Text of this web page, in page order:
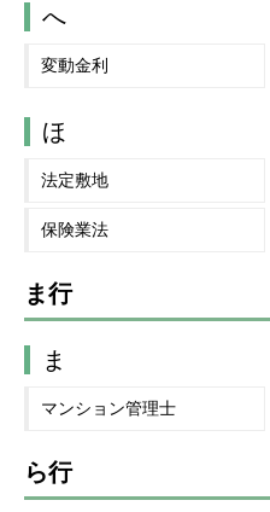
へ
変動金利
ほ
法定敷地
保険業法
ま行
ま
マンション管理士
ら行